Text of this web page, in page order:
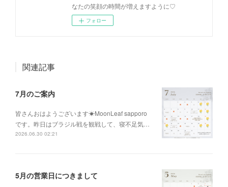
なたの笑顔の時間が増えますように♡
フォロー
関連記事
7月のご案内
皆さんおはようございます☀MoonLeaf sapporo
です。昨日はブラジル戦を観戦して、寝不足気…
2026.06.30 02:21
5月の営業日につきまして